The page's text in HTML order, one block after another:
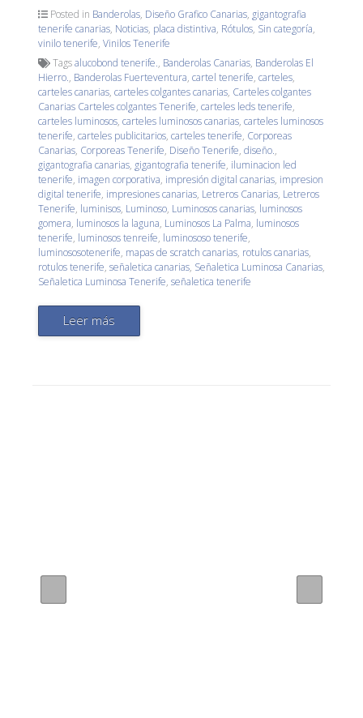
Posted in Banderolas, Diseño Grafico Canarias, gigantografia
tenerife canarias, Noticias, placa distintiva, Rótulos, Sin categoría,
vinilo tenerife,Vinilos Tenerife
Tagsalucobond tenerife., Banderolas Canarias, Banderolas El
Hierro., Banderolas Fuerteventura,cartel tenerife,carteles,
carteles canarias,carteles colgantes canarias, Carteles colgantes
Canarias Carteles colgantes Tenerife,carteles leds tenerife,
carteles luminosos,carteles luminosos canarias,carteles luminosos
tenerife,carteles publicitarios,carteles tenerife, Corporeas
Canarias, Corporeas Tenerife, Diseño Tenerife,diseño.,
gigantografia canarias, gigantografia tenerife, iluminacion led
tenerife, imagen corporativa, impresión digital canarias, impresion
digital tenerife, impresiones canarias, Letreros Canarias, Letreros
Tenerife, luminisos, Luminoso, Luminosos canarias, luminosos
gomera, luminosos la laguna, Luminosos La Palma, luminosos
tenerife, luminosos tenreife, luminososo tenerife,
luminososotenerife, mapas de scratch canarias, rotulos canarias,
rotulos tenerife,señaletica canarias, Señaletica Luminosa Canarias,
Señaletica Luminosa Tenerife,señaletica tenerife
Leer más